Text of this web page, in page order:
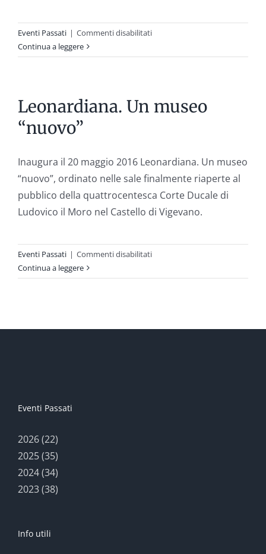
Eventi Passati | Commenti disabilitatisu
di
Continua a leggere
Leonardiana. Un museo
“nuovo”
Inaugura il 20 maggio 2016 Leonardiana. Un museo
“nuovo”, ordinato nelle sale finalmente riaperte al
pubblico della quattrocentesca Corte Ducale di
Ludovico il Moro nel Castello di Vigevano.
Eventi Passati | Commenti disabilitatisu
Un
Continua a leggere
Eventi Passati
2026 (22)
2025 (35)
2024 (34)
2023 (38)
Info utili